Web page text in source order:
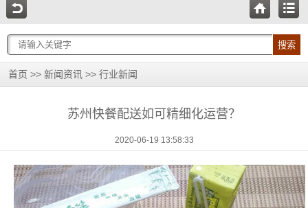
搜索
首页 >> 新闻资讯 >> 行业新闻
苏州快餐配送如可精细化运营？
2020-06-19 13:58:33